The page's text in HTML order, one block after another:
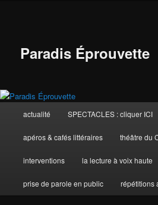
Paradis Éprouvette
principal
actualité SPECTACLES : cliquer ICI
apéros & cafés littéraires théâtre du
interventions la lecture à voix haute
prise de parole en public répétitions